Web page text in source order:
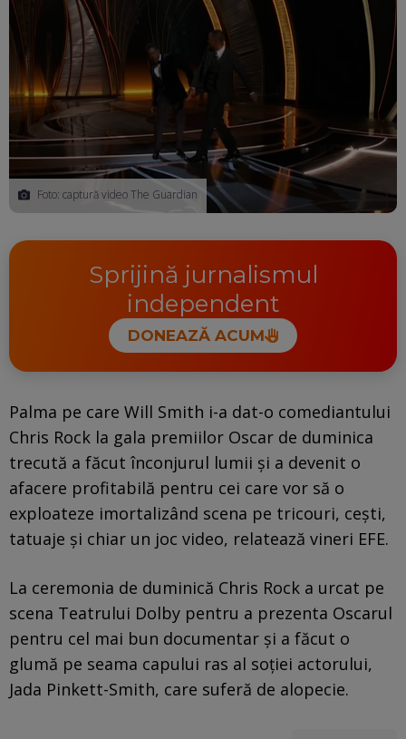
Foto: captură video The Guardian
Sprijină jurnalismul
independent
DONEAZĂ ACUM
Palma pe care Will Smith i-a dat-o comediantului
Chris Rock la gala premiilor Oscar de duminica
trecută a făcut înconjurul lumii şi a devenit o
afacere profitabilă pentru cei care vor să o
exploateze imortalizând scena pe tricouri, ceşti,
tatuaje şi chiar un joc video, relatează vineri EFE.
La ceremonia de duminică Chris Rock a urcat pe
scena Teatrului Dolby pentru a prezenta Oscarul
pentru cel mai bun documentar şi a făcut o
glumă pe seama capului ras al soţiei actorului,
Jada Pinkett-Smith, care suferă de alopecie.